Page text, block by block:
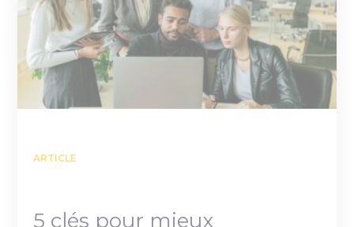
ARTICLE
5 clés pour mieux